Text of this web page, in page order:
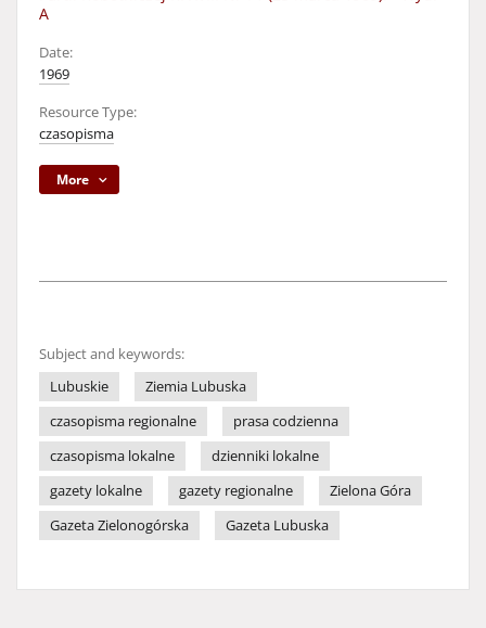
A
Date:
1969
Resource Type:
czasopisma
More
Subject and keywords:
Lubuskie
Ziemia Lubuska
czasopisma regionalne
prasa codzienna
czasopisma lokalne
dzienniki lokalne
gazety lokalne
gazety regionalne
Zielona Góra
Gazeta Zielonogórska
Gazeta Lubuska